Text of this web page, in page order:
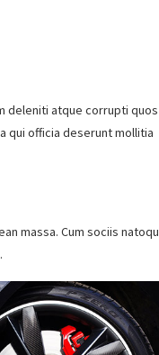
deleniti atque corrupti quos
officia deserunt mollitia
massa. Cum sociis natoque